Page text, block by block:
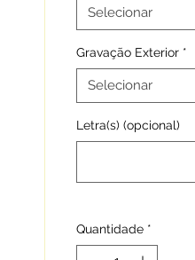
Selecionar
Gravação Exterior *
Selecionar
Letra(s) (opcional)
Quantidade *